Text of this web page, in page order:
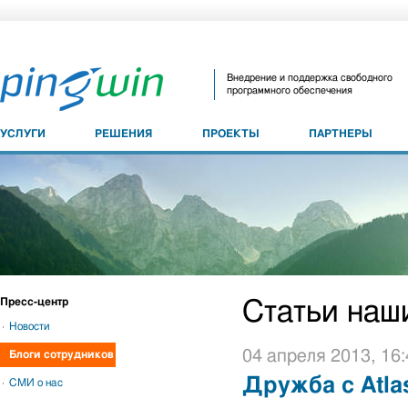
Внедрение и поддержка свободного
программного обеспечения
УСЛУГИ РЕШЕНИЯ ПРОЕКТЫ ПАРТНЕРЫ
Статьи
04 апреля 2013,
Дружба с
Пресс-центр
Новости
Блоги сотрудников
СМИ о нас